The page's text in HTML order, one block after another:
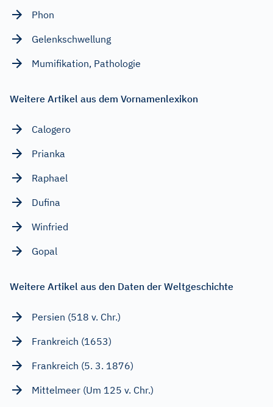
Phon
Gelenkschwellung
Mumifikation, Pathologie
Weitere Artikel aus dem Vornamenlexikon
Calogero
Prianka
Raphael
Dufina
Winfried
Gopal
Weitere Artikel aus den Daten der Weltgeschichte
Persien (518 v. Chr.)
Frankreich (1653)
Frankreich (5. 3. 1876)
Mittelmeer (Um 125 v. Chr.)